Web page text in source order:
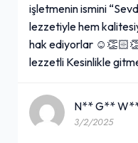
işletmenin ismini
lezzetiyle hem
hak ediyorlar
lezzetli Kesinlikle
N** G**
3/2/2025